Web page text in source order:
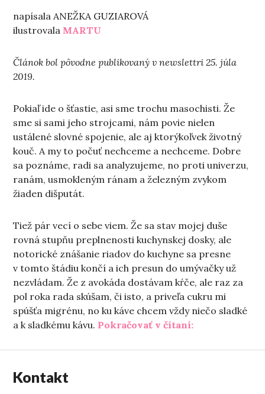
napísala ANEŽKA GUZIAROVÁ
ilustrovala MARTU
Článok bol pôvodne publikovaný v newslettri 25. júla
2019.
Pokiaľ ide o šťastie, asi sme trochu masochisti. Že
sme si sami jeho strojcami, nám povie nielen
ustálené slovné spojenie, ale aj ktorýkoľvek životný
kouč. A my to počuť nechceme a nechceme. Dobre
sa poznáme, radi sa analyzujeme, no proti univerzu,
ranám, usmokleným ránam a železným zvykom
žiaden dišputát.
Tiež pár vecí o sebe viem. Že sa stav mojej duše
rovná stupňu preplnenosti kuchynskej dosky, ale
notorické znášanie riadov do kuchyne sa presne
v tomto štádiu končí a ich presun do umývačky už
nezvládam. Že z avokáda dostávam kŕče, ale raz za
pol roka rada skúšam, či isto, a priveľa cukru mi
spúšťa migrénu, no ku káve chcem vždy niečo sladké
a k sladkému kávu. Pokračovať v čítaní:„Tá vec so
Kontakt